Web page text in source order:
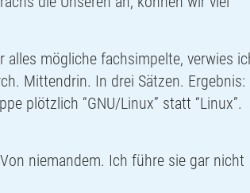
alles mögliche fachsimpelte, verwies
Mittendrin. In drei Sätzen. Ergebnis:
plötzlich “GNU/Linux” statt “Linux”.
niemandem. Ich führe sie gar nicht